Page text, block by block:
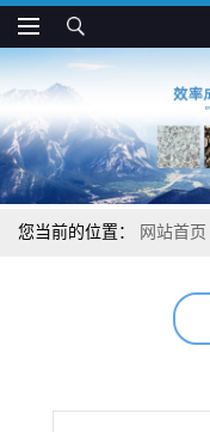
您当前的位置： 网站首页